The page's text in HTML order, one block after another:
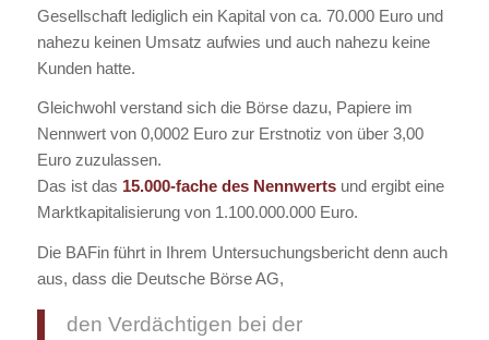
Gesellschaft lediglich ein Kapital von ca. 70.000 Euro und
nahezu keinen Umsatz aufwies und auch nahezu keine
Kunden hatte.
Gleichwohl verstand sich die Börse dazu, Papiere im
Nennwert von 0,0002 Euro zur Erstnotiz von über 3,00
Euro zuzulassen.
Das ist das 15.000-fache des Nennwertsund ergibt eine
Marktkapitalisierung von 1.100.000.000 Euro.
Die BAFin führt in Ihrem Untersuchungsbericht denn auch
aus, dass die Deutsche Börse AG,
den Verdächtigen bei der